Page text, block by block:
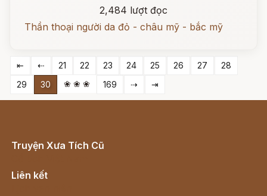
2,484 lượt đọc
Thần thoại người da đỏ - châu mỹ - bắc mỹ
⇤ ⇠ 21 22 23 24 25 26 27
28
29
30 ❀ ❀ ❀ 169 ⇢ ⇥
Truyện Xưa Tích Cũ
Liên kết